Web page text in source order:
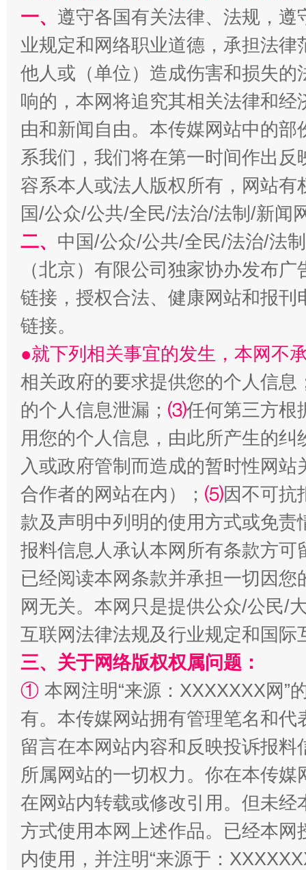
习近平的博鳌关键词
揭批美国五大"原罪" "炒
解纷+调解+退费，一次搞定
站台名比不上好声名
一、 遵守各国有关法律、法规，
业规定和网络职业道德，承担法
他人或（单位）造成伤害和损失
响的，本网将追究其相关法律和
由和新闻自由。本传媒网站中的
系我们，我们将在第一时间作出
容系本人或法人版权所有，网站
国/公众/公共/全民/法治/法制/新闻
二、 中国/公众/公共/全民/法治/法
（北京）有限公司独家协办发布
链接，授权合法、健康网站和报
链接。
●就下列相关事宜的发生，本网不
相关政府的要求提供您的个人信息
的个人信息泄漏； ⑶任何第三方根
用您的个人信息，由此所产生的纠
入或政府管制而造成的暂时性网
合作者的网站在内）； ⑸因不可抗
款及声明中列明的使用方式或免责
报料信息人承认本网所有条款方
已经阅读本网条款并承担一切因
网无关。本网只是提供公众/公民/
互联网法律法规及行业规定和国
三、关于网络版权权属问题：
① 本网注明“来源：XXXXXXX网”
有。本传媒网站拥有管理笔名和
留言在本网站内容和反映投诉报
所属网站的一切权力。你在本传
在网站内转载或修改引用。但未
方式使用本网上述作品。已经本
内使用，并注明“来源于：